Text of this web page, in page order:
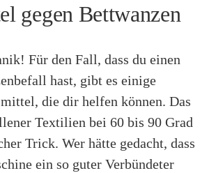
gegen Bettwanzen
Für den Fall, dass du einen
hast, gibt es einige
die dir helfen können. Das
Textilien bei 60 bis 90 Grad
Trick. Wer hätte gedacht, dass
ein so guter Verbündeter